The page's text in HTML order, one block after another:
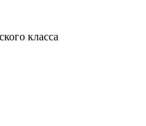
класса